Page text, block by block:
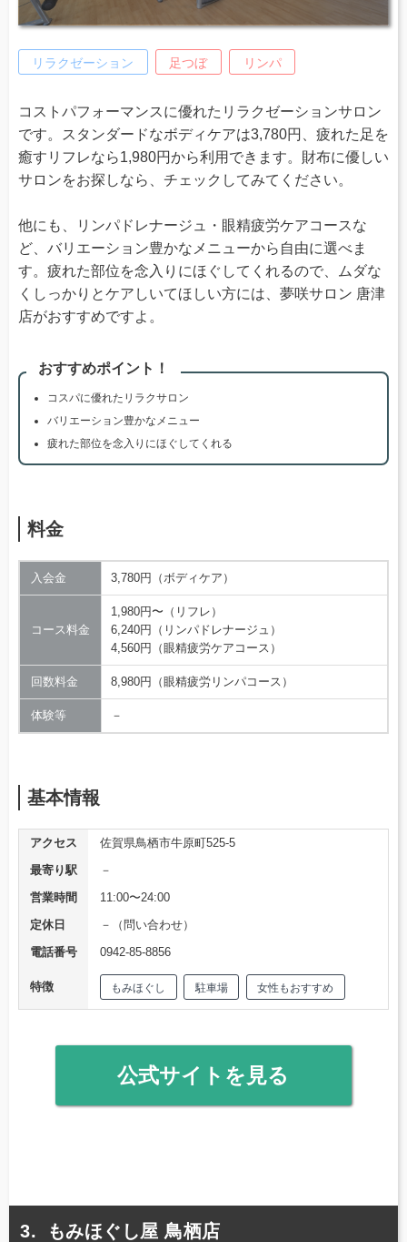
リラクゼーション 足つぼ リンパ
コストパフォーマンスに優れたリラクゼーションサロン
です。スタンダードなボディケアは3,780円、疲れた足を
癒すリフレなら1,980円から利用できます。財布に優しい
サロンをお探しなら、チェックしてみてください。
他にも、リンパドレナージュ・眼精疲労ケアコースな
ど、バリエーション豊かなメニューから自由に選べま
す。疲れた部位を念入りにほぐしてくれるので、ムダな
くしっかりとケアしいてほしい方には、夢咲サロン 唐津
店がおすすめですよ。
おすすめポイント！
コスパに優れたリラクサロン
バリエーション豊かなメニュー
疲れた部位を念入りにほぐしてくれる
料金
入会金 3,780円（ボディケア）
コース料金
1,980円〜（リフレ）
6,240円（リンパドレナージュ）
4,560円（眼精疲労ケアコース）
回数料金 8,980円（眼精疲労リンパコース）
体験等 －
基本情報
アクセス
佐賀県鳥栖市牛原町525-5
最寄り駅
－
営業時間
11:00〜24:00
定休日
－（問い合わせ）
電話番号
0942-85-8856
特徴 もみほぐし 駐車場 女性もおすすめ
公式サイトを見る
もみほぐし屋 鳥栖店